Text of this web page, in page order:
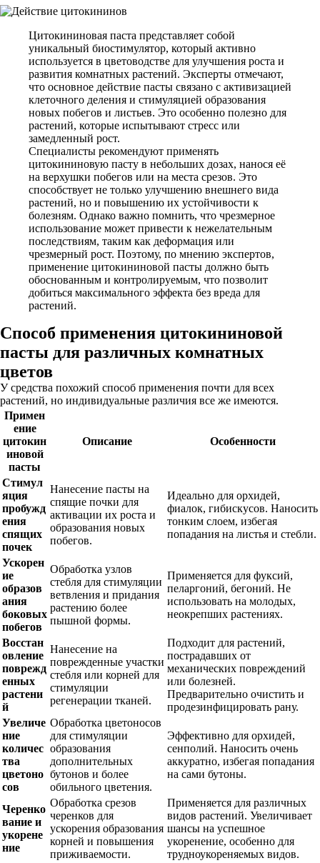
Цитокининовая паста представляет собой
уникальный биостимулятор, который активно
используется в цветоводстве для улучшения роста и
развития комнатных растений. Эксперты отмечают,
что основное действие пасты связано с активизацией
клеточного деления и стимуляцией образования
новых побегов и листьев. Это особенно полезно для
растений, которые испытывают стресс или
замедленный рост.
Специалисты рекомендуют применять
цитокининовую пасту в небольших дозах, нанося её
на верхушки побегов или на места срезов. Это
способствует не только улучшению внешнего вида
растений, но и повышению их устойчивости к
болезням. Однако важно помнить, что чрезмерное
использование может привести к нежелательным
последствиям, таким как деформация или
чрезмерный рост. Поэтому, по мнению экспертов,
применение цитокининовой пасты должно быть
обоснованным и контролируемым, что позволит
добиться максимального эффекта без вреда для
растений.
Способ применения цитокининовой
пасты для различных комнатных
цветов
У средства похожий способ применения почти для всех
растений, но индивидуальные различия все же имеются.
Примен
ение
цитокин
иновой
пасты
Описание Особенности
Стимул
яция
пробужд
ения
спящих
почек
Нанесение пасты на
спящие почки для
активации их роста и
образования новых
побегов.
Идеально для орхидей,
фиалок, гибискусов. Наносить
тонким слоем, избегая
попадания на листья и стебли.
Ускорен
ие
образов
ания
боковых
побегов
Обработка узлов
стебля для стимуляции
ветвления и придания
растению более
пышной формы.
Применяется для фуксий,
пеларгоний, бегоний. Не
использовать на молодых,
неокрепших растениях.
Восстан
овление
поврежд
енных
растени
й
Нанесение на
поврежденные участки
стебля или корней для
стимуляции
регенерации тканей.
Подходит для растений,
пострадавших от
механических повреждений
или болезней.
Предварительно очистить и
продезинфицировать рану.
Увеличе
ние
количес
тва
цветоно
сов
Обработка цветоносов
для стимуляции
образования
дополнительных
бутонов и более
обильного цветения.
Эффективно для орхидей,
сенполий. Наносить очень
аккуратно, избегая попадания
на сами бутоны.
Черенко
вание и
укорене
ние
Обработка срезов
черенков для
ускорения образования
корней и повышения
приживаемости.
Применяется для различных
видов растений. Увеличивает
шансы на успешное
укоренение, особенно для
трудноукореняемых видов.